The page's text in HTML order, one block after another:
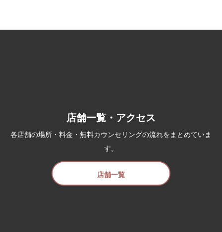
店舗一覧・アクセス
各店舗の場所・料金・無料カウンセリングの流れをまとめていま
す。
店舗一覧